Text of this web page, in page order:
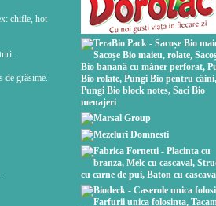
chifle, hot
de grăsime.